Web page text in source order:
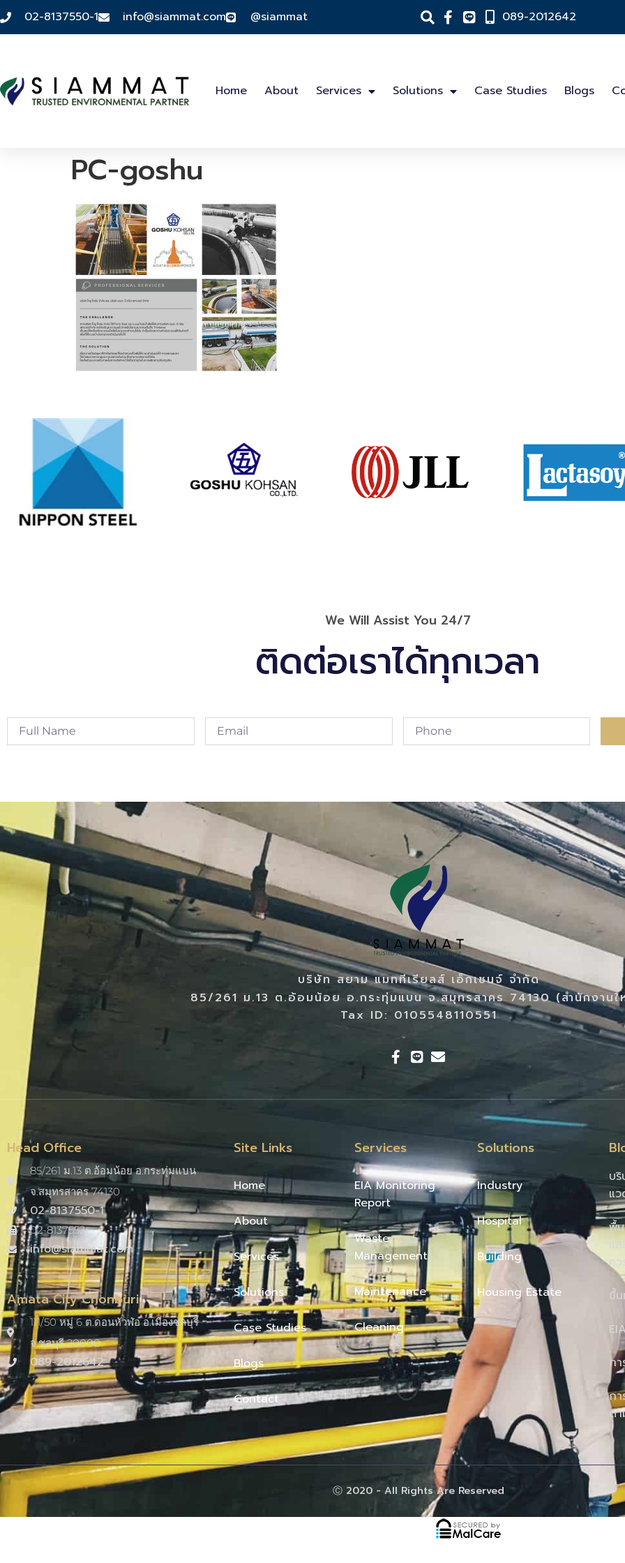
02-8137550-1 info@siammat.com @siammat 089-2012642
Home About Services Solutions Case Studies Blogs
PC-goshu
We Will Assist You 24/7
ติดต่อเราได้ทุกเวลา
บริษัท สยาม แมททีเรียลส์ เอ็กเชนจ์ จำกัด
85/261 ม.13 ต.อ้อมน้อย อ.กระทุ่มแบน จ.สมุทรสาคร 74130 (สำนักงาน
Tax ID: 0105548110551
Head Office
85/261 ม.13 ต.อ้อมน้อย อ.กระทุ่มแบน
จ.สมุทรสาคร 74130
02-8137550-1
02-8137552
info@siammat.com
Amata City Chonburi
111/50 หมู่ 6 ต.ดอนหัวฬ่อ อ.เมืองชลบุรี
จ.ชลบุรี 20000​
089-2012642
Site Links
Home
About
Services
Solutions
Case Studies
Blogs
Contact
Services
EIA Monitoring
Report
Waste
Management
Maintenance
Cleaning
Solutions
Industry
Hospital
Building
Housing Estate
บ
แ
พื้
แ
คว
ขึ้
ก
กา
ต
Ⓒ 2020 - All Rights Are Reserved